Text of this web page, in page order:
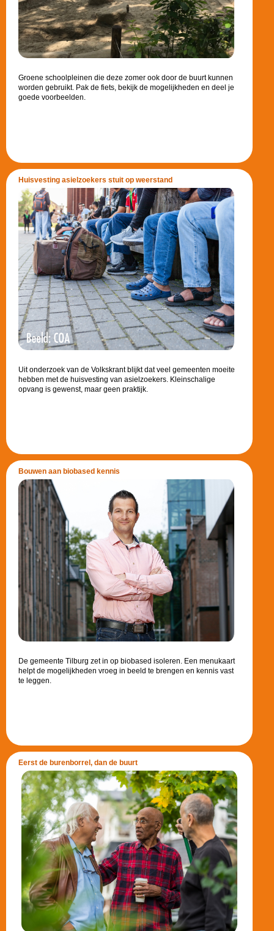
Groene schoolpleinen die deze zomer ook door de buurt kunnen
worden gebruikt. Pak de fiets, bekijk de mogelijkheden en deel je
goede voorbeelden.
Huisvesting asielzoekers stuit op weerstand
Uit onderzoek van de Volkskrant blijkt dat veel gemeenten moeite
hebben met de huisvesting van asielzoekers. Kleinschalige
opvang is gewenst, maar geen praktijk.
Bouwen aan biobased kennis
De gemeente Tilburg zet in op biobased isoleren. Een menukaart
helpt de mogelijkheden vroeg in beeld te brengen en kennis vast
te leggen.
Eerst de burenborrel, dan de buurt